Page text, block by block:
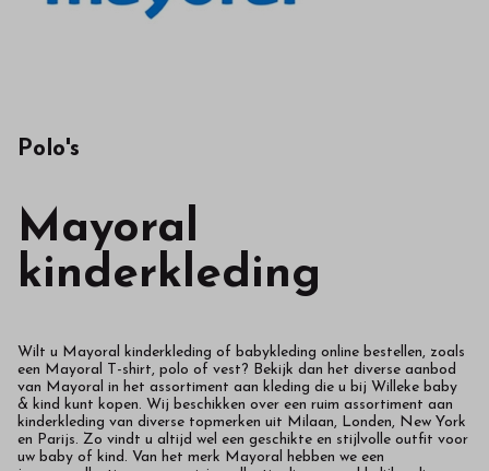
Polo's
Mayoral
kinderkleding
Wilt u Mayoral kinderkleding of babykleding online bestellen, zoals
een Mayoral T-shirt, polo of vest? Bekijk dan het diverse aanbod
van Mayoral in het assortiment aan kleding die u bij Willeke baby
& kind kunt kopen. Wij beschikken over een ruim assortiment aan
kinderkleding van diverse topmerken uit Milaan, Londen, New York
en Parijs. Zo vindt u altijd wel een geschikte en stijlvolle outfit voor
uw baby of kind. Van het merk Mayoral hebben we een